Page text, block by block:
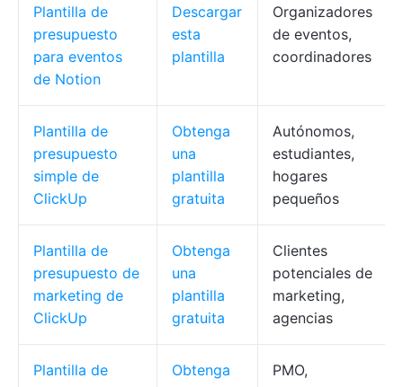
Plantilla de
presupuesto
para eventos
de Notion
Descargar
esta
plantilla
Organizadores
de eventos,
coordinadores
Plantilla de
presupuesto
simple de
ClickUp
Obtenga
una
plantilla
gratuita
Autónomos,
estudiantes,
hogares
pequeños
Plantilla de
presupuesto de
marketing de
ClickUp
Obtenga
una
plantilla
gratuita
Clientes
potenciales de
marketing,
agencias
Plantilla de
Obtenga
PMO,